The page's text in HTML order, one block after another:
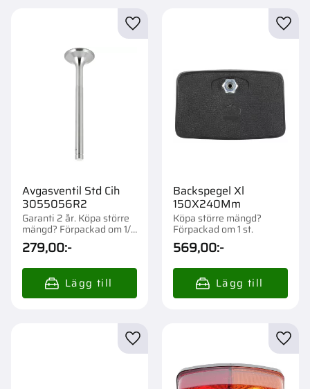
Avgasventil Std Cih
3055056R2
Garanti 2 år. Köpa större
mängd? Förpackad om 1/2
st.
279,00:-
Lägg till i favoriter
Backspegel Xl
150X240Mm
Köpa större mängd?
Förpackad om 1 st.
569,00:-
Lägg till i favoriter